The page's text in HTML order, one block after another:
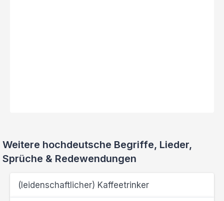
Weitere hochdeutsche Begriffe, Lieder,
Sprüche & Redewendungen
(leidenschaftlicher) Kaffeetrinker